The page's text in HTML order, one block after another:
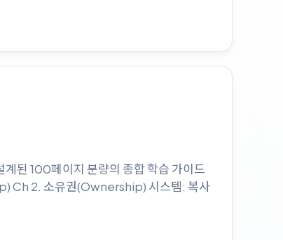
된 100페이지 분량의 종합 학습 가이드
Ch 2. 소유권(Ownership) 시스템: 복사